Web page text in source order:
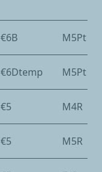
€6B M5Pt
€6Dtemp M5Pt
€5 M4R
€5 M5R